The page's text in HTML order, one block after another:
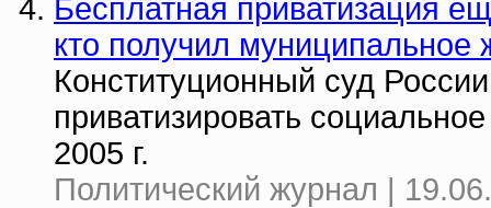
Бесплатная приватизация
кто получил
Конституционный суд
приватизировать
2005 г.
Политический журнал |